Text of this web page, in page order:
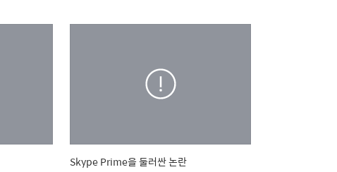
Skype Prime을 둘러싼 논란